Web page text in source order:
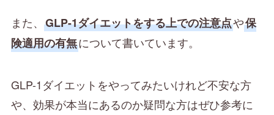
また、 GLP-1ダイエットをする上での注意点や保
険適用の有無について書いています。
GLP-1ダイエットをやってみたいけれど不安な方
や、効果が本当にあるのか疑問な方はぜひ参考に